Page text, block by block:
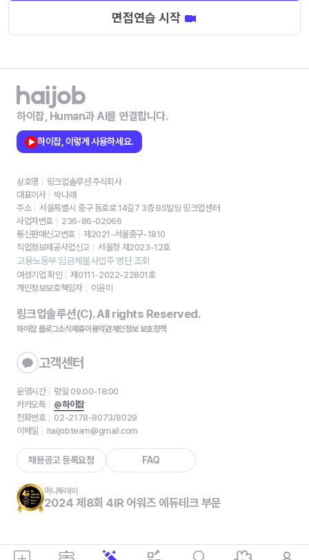
면접연습 시작
하이잡, Human과 AI를 연결합니다.
하이잡, 이렇게 사용하세요.
상호명
링크업솔루션 주식회사
대표이사
박나래
주소
서울특별시 중구 동호로 14길7 3층 BS빌딩 링크업센터
사업자번호
236-86-02066
통신판매신고번호
제2021-서울중구-1810
직업정보제공사업신고
서울청 제2023-12호
고용노동부 임금체불사업주 명단 조회
여성기업 확인
제0111-2022-22801호
개인정보보호책임자
이윤미
링크업솔루션(C). All rights Reserved.
하이잡 블로그소식제휴이용약관개인정보 보호정책
고객센터
운영시간
평일 09:00-18:00
카카오톡
@하이잡
전화번호
02-2178-8073/8029
이메일
haijobteam@gmail.com
채용공고 등록요청 FAQ
머니투데이
2024 제8회 4IR 어워즈 에듀테크 부문